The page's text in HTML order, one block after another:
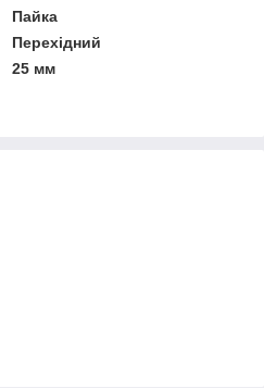
Пайка
Перехідний
25 мм